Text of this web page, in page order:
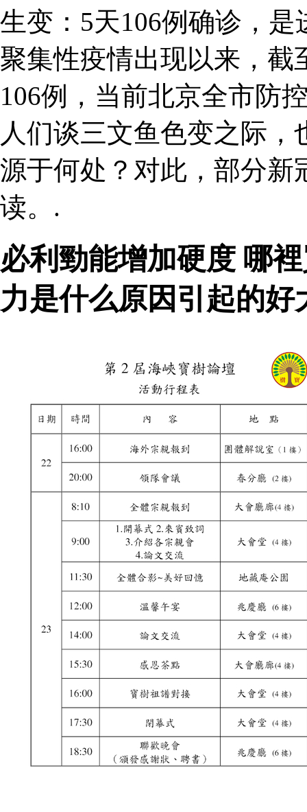
生变：5天106例确诊，
聚集性疫情出现以来，截
106例，当前北京全市防
人们谈三文鱼色变之际
源于何处？对此，部分新
读。.
必利勁能增加硬度 哪
力是什么原因引起的